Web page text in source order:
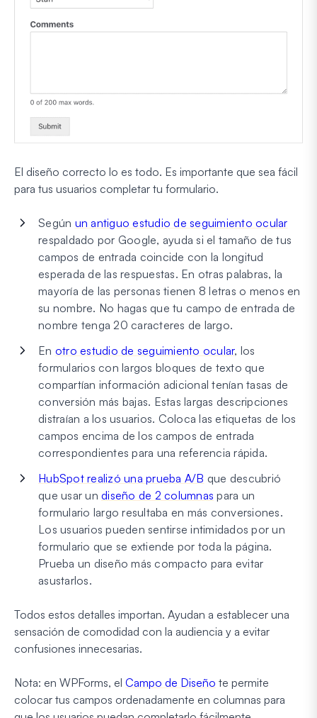
El diseño correcto lo es todo. Es importante que sea fácil
para tus usuarios completar tu formulario.
Según un antiguo estudio de seguimiento ocular
respaldado por Google, ayuda si el tamaño de tus
campos de entrada coincide con la longitud
esperada de las respuestas. En otras palabras, la
mayoría de las personas tienen 8 letras o menos en
su nombre. No hagas que tu campo de entrada de
nombre tenga 20 caracteres de largo.
En otro estudio de seguimiento ocular, los
formularios con largos bloques de texto que
compartían información adicional tenían tasas de
conversión más bajas. Estas largas descripciones
distraían a los usuarios. Coloca las etiquetas de los
campos encima de los campos de entrada
correspondientes para una referencia rápida.
HubSpot realizó una prueba A/B que descubrió
que usar un diseño de 2 columnas para un
formulario largo resultaba en más conversiones.
Los usuarios pueden sentirse intimidados por un
formulario que se extiende por toda la página.
Prueba un diseño más compacto para evitar
asustarlos.
Todos estos detalles importan. Ayudan a establecer una
sensación de comodidad con la audiencia y a evitar
confusiones innecesarias.
Nota: en WPForms, el Campo de Diseño te permite
colocar tus campos ordenadamente en columnas para